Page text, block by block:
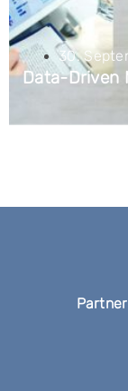
30.
Data-Driven